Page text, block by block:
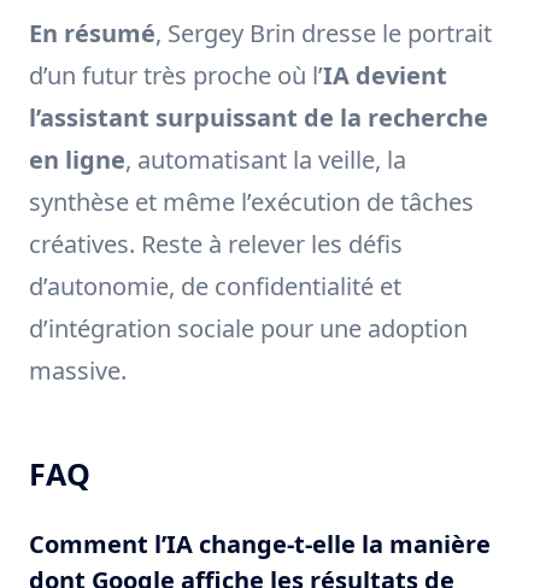
En résumé, Sergey Brin dresse le portrait
d’un futur très proche où l’IA devient
l’assistant surpuissant de la recherche
en ligne, automatisant la veille, la
synthèse et même l’exécution de tâches
créatives. Reste à relever les défis
d’autonomie, de confidentialité et
d’intégration sociale pour une adoption
massive.
FAQ
Comment l’IA change-t-elle la manière
dont Google affiche les résultats de